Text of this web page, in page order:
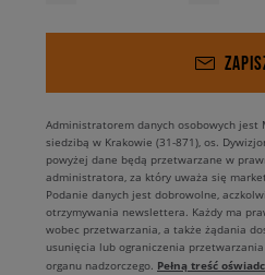
Administratorem danych osobowych jest
siedzibą w Krakowie (31-871), os.
powyżej dane będą przetwarzane w
administratora, za który uważa się
Podanie danych jest dobrowolne,
otrzymywania newslettera. Każdy ma
wobec przetwarzania, a także żądania
usunięcia lub ograniczenia
organu nadzorczego. Pełną treść